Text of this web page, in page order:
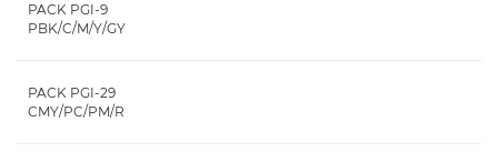
PACK PGI-9
PBK/C/M/Y/GY
PACK PGI-29
CMY/PC/PM/R